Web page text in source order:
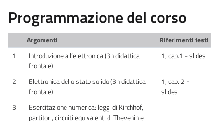
Programmazione del corso
Argomenti
Riferimenti testi
1
Introduzione all’elettronica (3h didattica
frontale)
1, cap.1 - slides
2
Elettronica dello stato solido (3h didattica
frontale)
1, cap. 2 -
slides
3
Esercitazione numerica: leggi di Kirchhof,
partitori, circuiti equivalenti di Thevenin e